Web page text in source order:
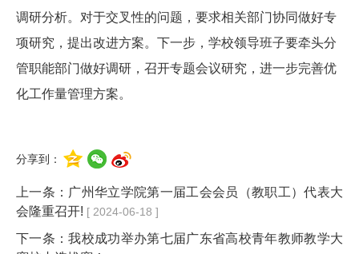
调研分析。对于交叉性的问题，要求相关部门协同做好专
项研究，提出改进方案。下一步，学校领导班子要牵头分
管职能部门做好调研，召开专题会议研究，进一步完善优
化工作量管理方案。
分享到：
上一条： 广州华立学院第一届工会会员（教职工）代表大
会隆重召开! [ 2024-06-18 ]
下一条：我校成功举办第七届广东省高校青年教师教学大